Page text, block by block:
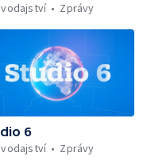
Zprávy
6
Zprávy